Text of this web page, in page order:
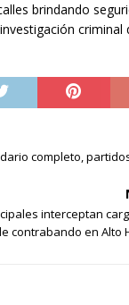
brindando
criminal
completo,
interceptan
contrabando en Alto